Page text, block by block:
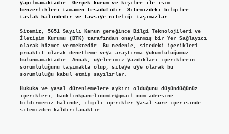
yapılmamaktadır. Gerçek kurum ve kişiler ile isim
benzerlikleri tamamen tesadüfidir. Sitemizdeki bilgiler
taslak halindedir ve tavsiye niteliği taşımazlar.
Sitemiz, 5651 Sayılı Kanun gereğince Bilgi Teknolojileri ve
İletişim Kurumu (BTK) tarafından onaylanmış bir Yer Sağlayıcı
olarak hizmet vermektedir. Bu nedenle, sitedeki içerikleri
proaktif olarak denetleme veya araştırma yükümlülüğümüz
bulunmamaktadır. Ancak, üyelerimiz yazdıkları içeriklerin
sorumluluğunu taşımakta olup, siteye üye olarak bu
sorumluluğu kabul etmiş sayılırlar.
Hukuka ve yasal düzenlemelere aykırı olduğunu düşündüğünüz
içerikleri, backlinkpanelicomtr@gmail.comadresine
bildirmeniz halinde, ilgili içerikler yasal süre içerisinde
sitemizden kaldırılacaktır.